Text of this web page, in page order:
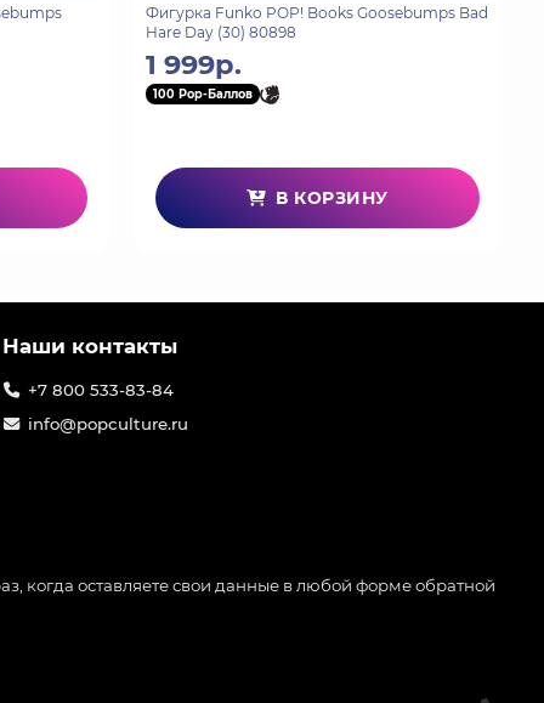
Фигурка Funko POP! Books Goosebumps Bad
Hare Day (30) 80898
1 999р.
100 Pop-Баллов
В КОРЗИНУ
Наши контакты
+7 800 533-83-84
info@popculture.ru
когда оставляете свои данные в любой форме обратной